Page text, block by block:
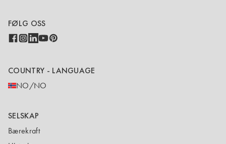
FØLG OSS
COUNTRY - LANGUAGE
NO/NO
SELSKAP
Bærekraft